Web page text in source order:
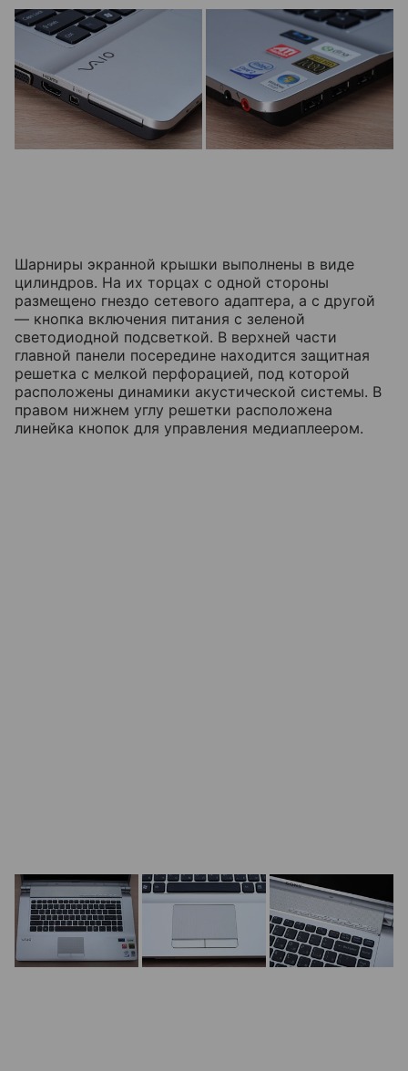
Шарниры экранной крышки выполнены в виде
цилиндров. На их торцах с одной стороны
размещено гнездо сетевого адаптера, а с другой
— кнопка включения питания с зеленой
светодиодной подсветкой. В верхней части
главной панели посередине находится защитная
решетка с мелкой перфорацией, под которой
расположены динамики акустической системы. В
правом нижнем углу решетки расположена
линейка кнопок для управления медиаплеером.